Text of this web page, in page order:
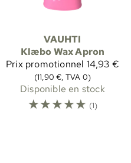
VAUHTI
Klæbo Wax Apron
Prix promotionnel 14,93 €
(11,90 €, TVA 0)
Disponible en stock
☆☆☆☆☆ (1)